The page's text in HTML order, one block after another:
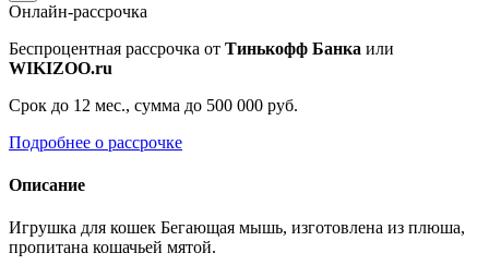
Онлайн-рассрочка
Беспроцентная рассрочка от Тинькофф Банка или
WIKIZOO.ru
Срок до 12 мес., сумма до 500 000 руб.
Подробнее о рассрочке
Описание
Игрушка для кошек Бегающая мышь, изготовлена из плюша,
пропитана кошачьей мятой.